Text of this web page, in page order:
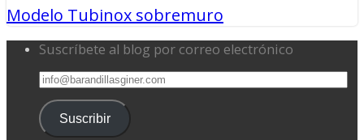
Modelo Tubinox sobremuro
Suscríbete al blog por correo electrónico
info@barandillasginer.com
Suscribir